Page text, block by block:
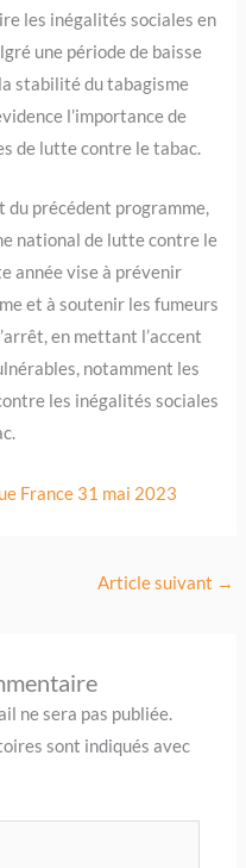
les inégalités sociales en
une période de baisse
stabilité du tabagisme
l’importance de
de lutte contre le tabac.
du précédent programme,
national de lutte contre le
année vise à prévenir
et à soutenir les fumeurs
en mettant l’accent
notamment les
les inégalités sociales
France 31 mai 2023
Article suivant →
ne sera pas publiée.
sont indiqués avec